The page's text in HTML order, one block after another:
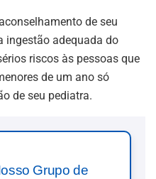
de seu
ingestão adequada do
riscos às pessoas que
de um ano só
de seu pediatra.
Grupo de